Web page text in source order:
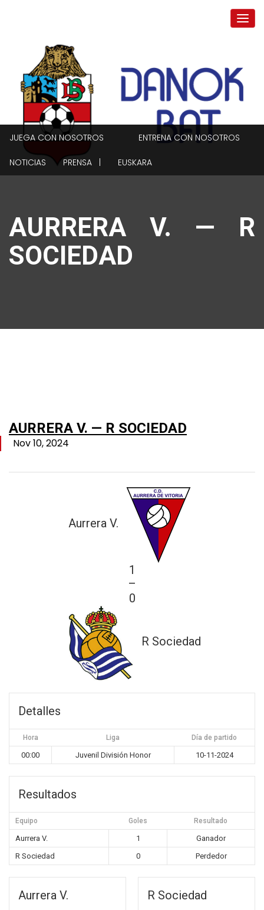
JUEGA CON NOSOTROS ENTRENA CON NOSOTROS
NOTICIAS PRENSA | EUSKARA
AURRERA V. — R
SOCIEDAD
AURRERA V. — R SOCIEDAD
Nov 10, 2024
Aurrera V.
1
—
0
R Sociedad
Detalles
Hora Liga Día de partido
00:00 Juvenil División Honor 10-11-2024
Resultados
Equipo Goles Resultado
Aurrera V. 1
Ganador
R Sociedad
0 Perdedor
Aurrera V. R Sociedad